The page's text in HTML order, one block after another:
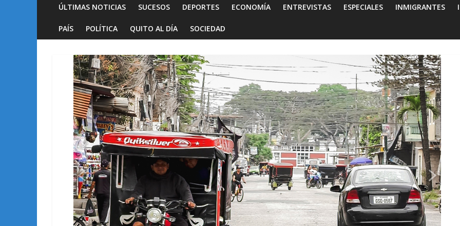
ÚLTIMAS NOTICIAS SUCESOS DEPORTES ECONOMÍA ENTREVISTAS ESPECIALES INMIGRANTES
PAÍS POLÍTICA QUITO AL DÍA SOCIEDAD